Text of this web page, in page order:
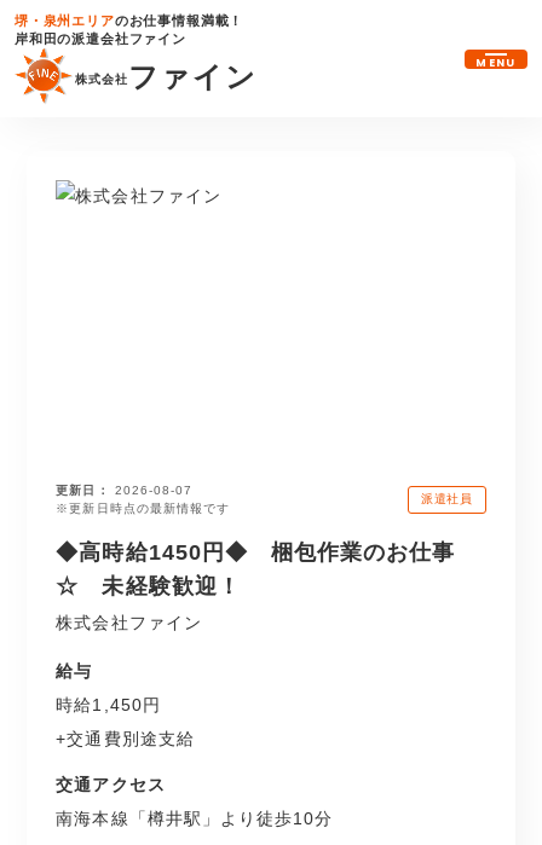
株式会社 ファイン
堺・泉州エリアのお仕事情報満載！
岸和田の派遣会社ファイン
MENU
更新日
2026-08-07
※更新日時点の最新情報です
派遣社員
◆高時給1450円◆ 梱包作業のお仕事
☆ 未経験歓迎！
株式会社ファイン
給与
時給1,450円
+交通費別途支給
交通アクセス
南海本線「樽井駅」より徒歩10分